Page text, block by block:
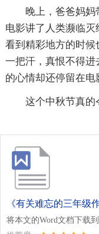
晚上，爸爸妈妈
电影讲了人类濒临
看到精彩地方的时
一把汗，真恨不得
的心情却还停留在电
这个中秋节真的
《有关难忘的三年级
将本文的Word文档下载